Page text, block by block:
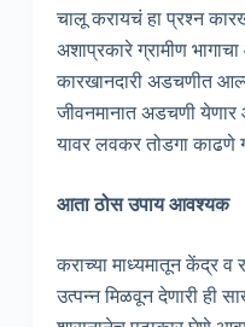
चालू करायचं हा प्रश्न
अशाप्रकारे ग्रामीण
कारखानदारी अडचणीत
जीवनमानात अडचणी
यावर लवकर तोडगा
आता ठोस उपाय आवश्यक
कराच्या माध्यमातून केंद्र व
उत्पन्न मिळवून देणारी ही